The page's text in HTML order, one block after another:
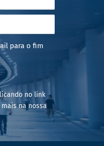
para o fim
no link
na nossa